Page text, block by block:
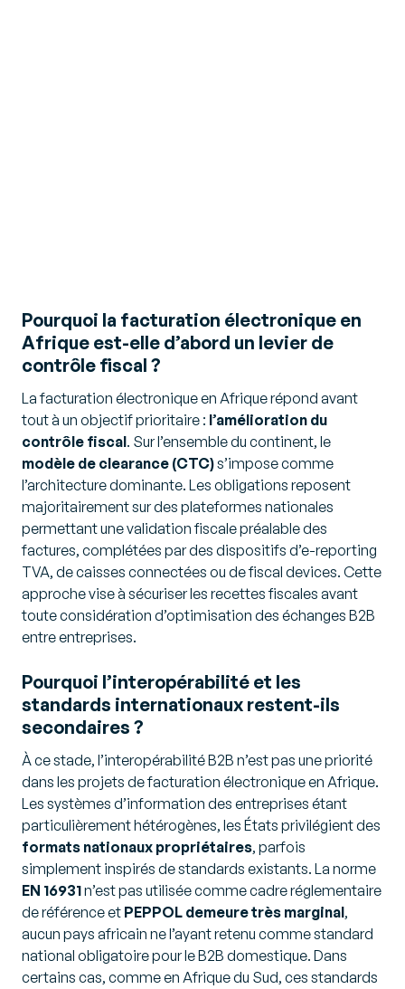
Pourquoi la facturation électronique en
Afrique est-elle d’abord un levier de
contrôle fiscal ?
La facturation électronique en Afrique répond avant
tout à un objectif prioritaire : l’amélioration du
contrôle fiscal. Sur l’ensemble du continent, le
modèle de clearance (CTC)s’impose comme
l’architecture dominante. Les obligations reposent
majoritairement sur des plateformes nationales
permettant une validation fiscale préalable des
factures, complétées par des dispositifs d’e-reporting
TVA, de caisses connectées ou de fiscal devices. Cette
approche vise à sécuriser les recettes fiscales avant
toute considération d’optimisation des échanges B2B
entre entreprises.
Pourquoi l’interopérabilité et les
standards internationaux restent-ils
secondaires ?
À ce stade, l’interopérabilité B2B n’est pas une priorité
dans les projets de facturation électronique en Afrique.
Les systèmes d’information des entreprises étant
particulièrement hétérogènes, les États privilégient des
formats nationaux propriétaires, parfois
simplement inspirés de standards existants. La norme
EN 16931n’est pas utilisée comme cadre réglementaire
de référence et PEPPOL demeure très marginal,
aucun pays africain ne l’ayant retenu comme standard
national obligatoire pour le B2B domestique. Dans
certains cas, comme en Afrique du Sud, ces standards